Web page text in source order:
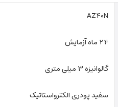
AZ40N
24 ماه آزمایش
گالوانیزه ۳ میلی متری
سفید پودری الکترواستاتیک